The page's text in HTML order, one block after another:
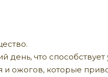
день, что
ожогов, которые